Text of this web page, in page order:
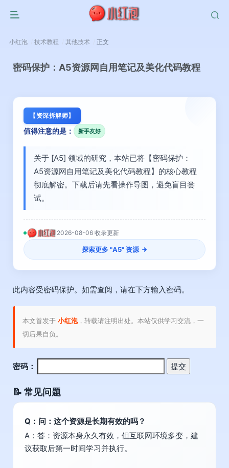
小红泡 技术教程 其他技术 正文
密码保护：A5资源网自用笔记及美化代码教程
【资深拆解师】
值得注意的是： 新手友好
关于 [A5] 领域的研究，本站已将【密码保护：
A5资源网自用笔记及美化代码教程】的核心教程
彻底解密。下载后请先看操作导图，避免盲目尝
试。
2026-08-06 收录更新
探索更多 "A5" 资源
此内容受密码保护。如需查阅，请在下方输入密码。
本文首发于 小红泡，转载请注明出处。本站仅供学习交流，一
切后果自负。
密码：
📝 常见问题
Q：问：这个资源是长期有效的吗？
A：答：资源本身永久有效，但互联网环境多变，建
议获取后第一时间学习并执行。